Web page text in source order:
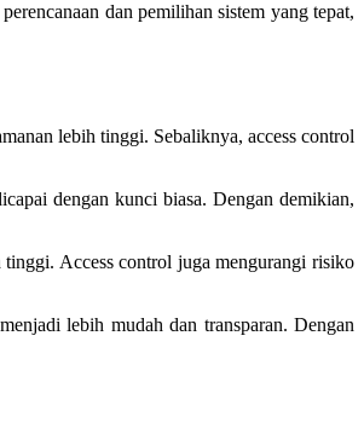
dan pemilihan sistem yang tepat,
lebih tinggi. Sebaliknya, access control
dengan kunci biasa. Dengan demikian,
Access control juga mengurangi risiko
lebih mudah dan transparan. Dengan